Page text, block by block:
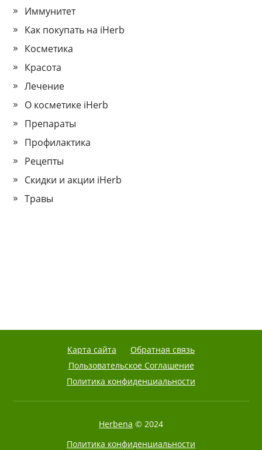
Иммунитет
Как покупать на iHerb
Косметика
Красота
Лечение
О косметике iHerb
Препараты
Профилактика
Рецепты
Скидки и акции iHerb
Травы
Карта сайта
Обратная связь
Пользовательское Соглашение
Политика конфиденциальности
Herbena © 2024
Политика конфиденциальности